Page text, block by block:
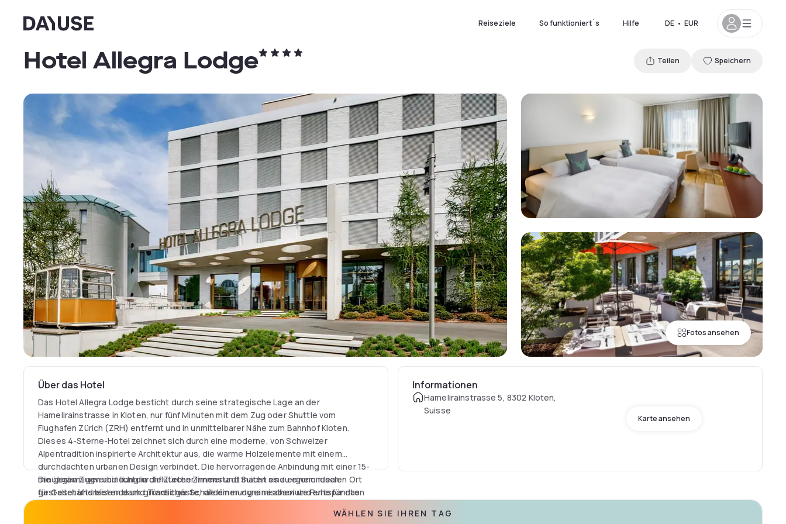
Dayuse Reiseziele So funktioniert´s Hilfe DE • EUR
Fotos ansehen
Hotel Allegra Lodge Teilen Speichern
Über das Hotel
Das Hotel Allegra Lodge besticht durch seine strategische Lage an der
Hamelirainstrasse in Kloten, nur fünf Minuten mit dem Zug oder Shuttle vom
Flughafen Zürich (ZRH) entfernt und in unmittelbarer Nähe zum Bahnhof Kloten.
Dieses 4-Sterne-Hotel zeichnet sich durch eine moderne, von Schweizer
Alpentradition inspirierte Architektur aus, die warme Holzelemente mit einem
durchdachten urbanen Design verbindet. Die hervorragende Anbindung mit einer 15-
minütigen Zugverbindung in die Zürcher Innenstadt macht es zu einem idealen Ort
für Geschäftsreisende und Transitgäste, die einen dynamischen und entspannten
Die geräumigen und lichtdurchfluteten Zimmer und Suiten sind ergonomisch
gestaltet und bieten dank gründlicher Schalldämmung eine absolute Ruhe für das
Topper, einen funktionalen Arbeitsbereich mit gut beleuchtetem Schreibtisch sowie
Informationen
Hamelirainstrasse 5, 8302 Kloten,
Suisse
Karte ansehen
WÄHLEN SIE IHREN TAG